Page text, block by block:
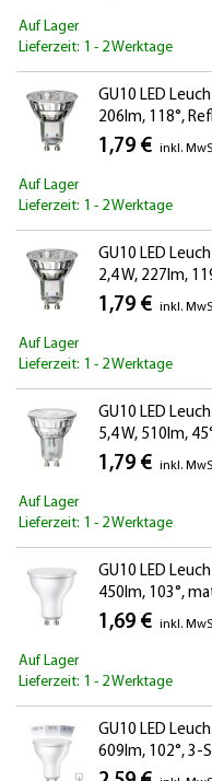
Auf Lager
Lieferzeit: 1 - 2 Werktage
GU10 LED
206lm, 118°,
1,79 € inkl.
Auf Lager
Lieferzeit: 1 - 2 Werktage
GU10 LED
2,4 W, 227lm,
1,79 € inkl.
Auf Lager
Lieferzeit: 1 - 2 Werktage
GU10 LED
5,4 W, 510lm,
1,79 € inkl.
Auf Lager
Lieferzeit: 1 - 2 Werktage
GU10 LED
450lm, 103°,
1,69 € inkl.
Auf Lager
Lieferzeit: 1 - 2 Werktage
GU10 LED
609lm, 102°,